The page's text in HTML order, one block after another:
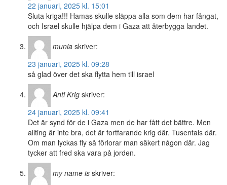
22 januari, 2025 kl. 15:01
Sluta kriga!!! Hamas skulle släppa alla som dem har fångat,
och Israel skulle hjälpa dem i Gaza att återbygga landet.
munia skriver:
23 januari, 2025 kl. 09:28
så glad över det ska flytta hem till israel
Anti Krig skriver:
24 januari, 2025 kl. 09:41
Det är synd för de i Gaza men de har fått det bättre. Men
allting är inte bra, det är fortfarande krig där. Tusentals där.
Om man lyckas fly så förlorar man säkert någon där. Jag
tycker att fred ska vara på jorden.
my name is skriver: